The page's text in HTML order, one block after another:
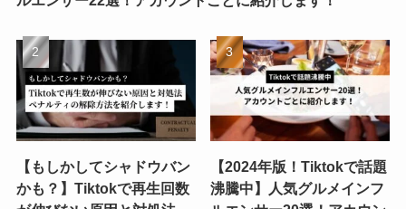
【もしかしてシャドウバン
かも？】Tiktokで再生回数
【2024年版！Tiktokで話題
沸騰中】人気グルメインフ